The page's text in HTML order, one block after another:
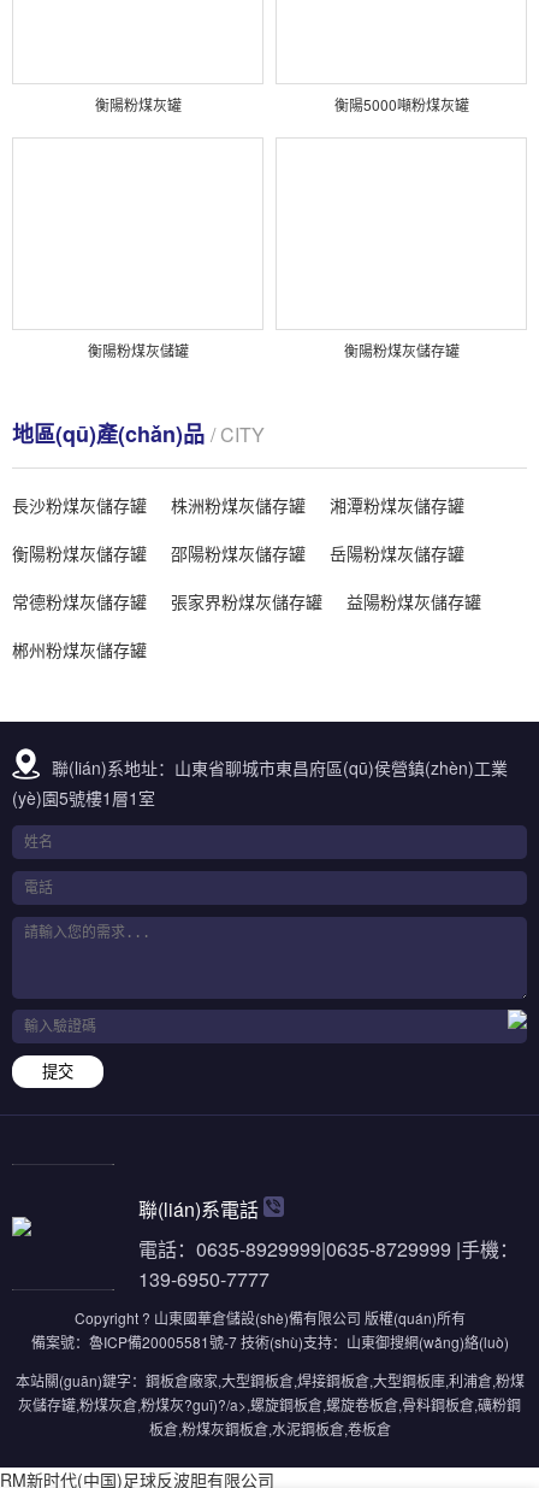
衡陽粉煤灰罐 衡陽5000噸粉煤灰罐
衡陽粉煤灰儲罐 衡陽粉煤灰儲存罐
地區(qū)產(chǎn)品 / CITY
長沙粉煤灰儲存罐 株洲粉煤灰儲存罐
湘潭粉煤灰儲存罐
衡陽粉煤灰儲存罐
邵陽粉煤灰儲存罐
岳陽粉煤灰儲存罐
常德粉煤灰儲存罐
張家界粉煤灰儲存罐
益陽粉煤灰儲存罐
郴州粉煤灰儲存罐
聯(lián)系地址：山東省聊城市東昌府區(qū)侯營鎮(zhèn)工業
(yè)園5號樓1層1室
提交
聯(lián)系電話
電話：0635-8929999|0635-8729999 |手機：
139-6950-7777
Copyright ? 山東國華倉儲設(shè)備有限公司 版權(quán)所有
備案號： 魯ICP備20005581號-7技術(shù)支持： 山東御搜網(wǎng)絡(luò)
本站關(guān)鍵字： 鋼板倉廠家,大型鋼板倉,焊接鋼板倉,大型鋼板庫,利浦倉,粉煤
灰儲存罐,粉煤灰倉,粉煤灰?guī)?/a>,螺旋鋼板倉,螺旋卷板倉,骨料鋼板倉,礦粉鋼
板倉,粉煤灰鋼板倉,水泥鋼板倉,卷板倉
RM新时代(中国)足球反波胆有限公司